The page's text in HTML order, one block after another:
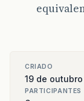
CRIADO
19 de
PARTICIPANTES